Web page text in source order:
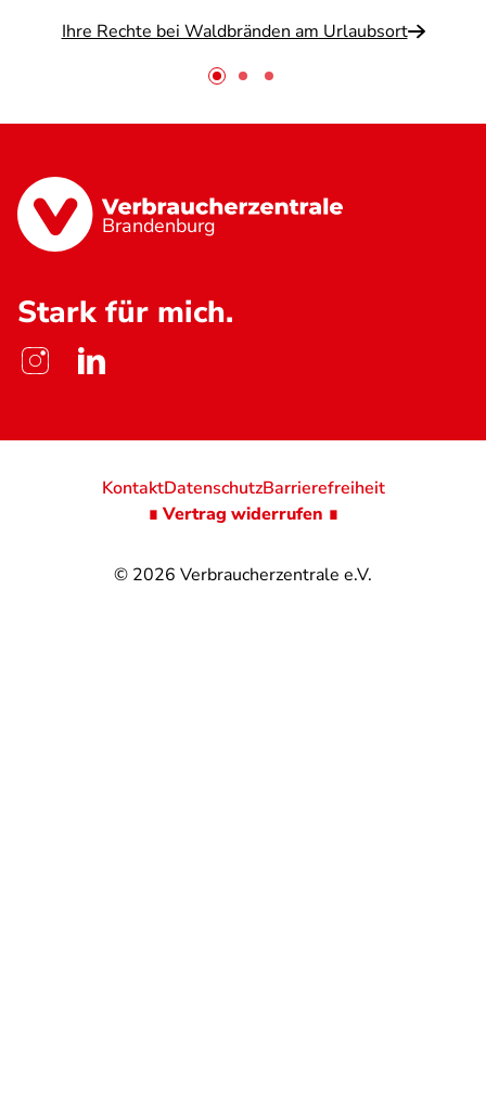
Ihre Rechte bei Waldbränden am Urlaubsort
Brandenburg
Stark für mich.
© 2026 Verbraucherzentrale e.V.
KontaktDatenschutzBarrierefreiheit
∎ Vertrag widerrufen ∎